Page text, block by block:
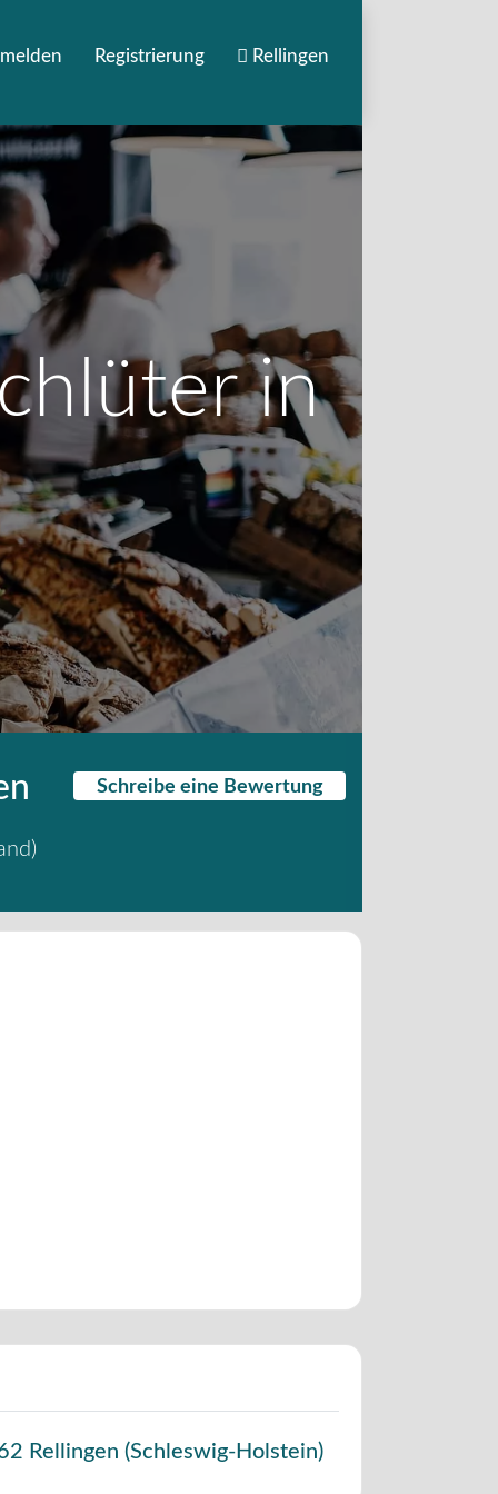
Registrierung Rellingen
in
)
Schreibe eine Bewertung
Rellingen (Schleswig-Holstein)